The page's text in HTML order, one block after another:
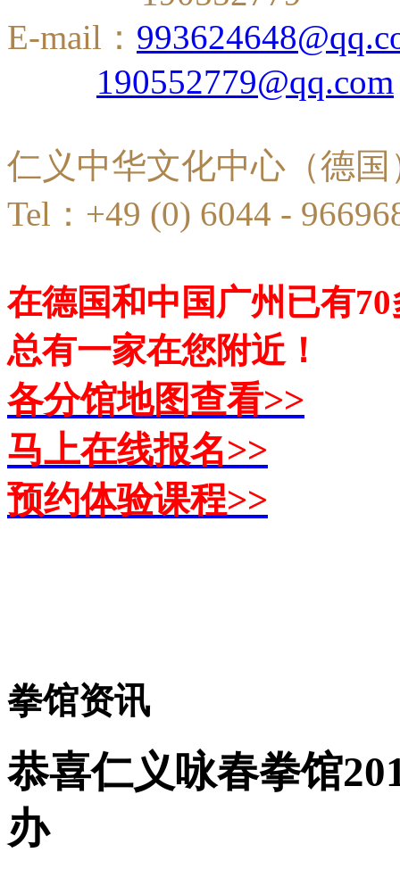
E-mail：
190552779@qq.com
仁义中华文化中心（德国
Tel：+49 (0) 6044 -
在德国和中国广州已有
总有一家在您附近！
各分馆地图查看>>
马上在线报名>>
预约体验课程>>
拳馆资讯
恭喜仁义咏春拳馆
办